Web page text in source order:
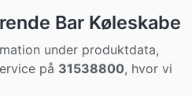
Bar Køleskabe
under produktdata,
på 31538800, hvor vi